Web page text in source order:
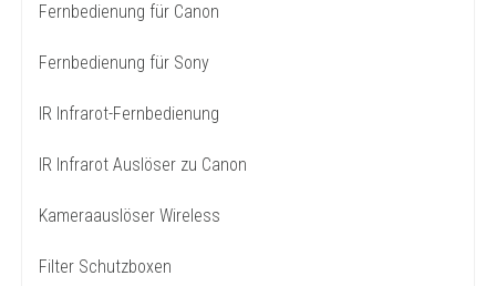
Fernbedienung für Canon
Fernbedienung für Sony
IR Infrarot-Fernbedienung
IR Infrarot Auslöser zu Canon
Kameraauslöser Wireless
Filter Schutzboxen